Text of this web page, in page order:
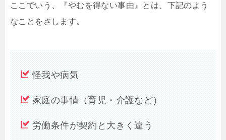
ここでいう、『やむを得ない事由』とは、下記のよう
なことをさします。
怪我や病気
家庭の事情（育児・介護など）
労働条件が契約と大きく違う